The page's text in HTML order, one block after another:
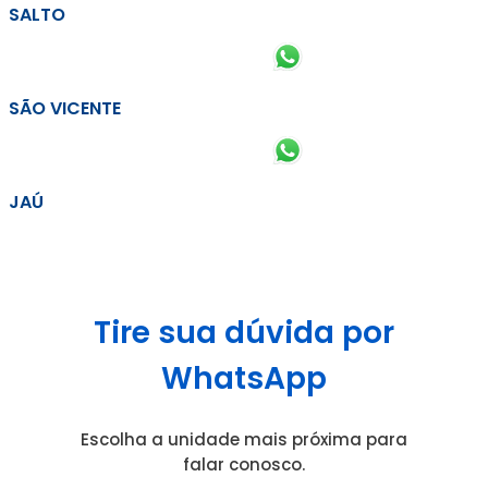
SALTO
SÃO VICENTE
JAÚ
Tire sua dúvida por
WhatsApp
Escolha a unidade mais próxima para
falar conosco.